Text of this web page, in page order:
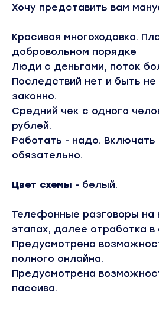
Хочу представить вам
Красивая многоходовка.
добровольном порядке
Люди с деньгами, поток
Последствий нет и быть
законно.
Средний чек с одного
рублей.
Работать - надо. Включать
обязательно.
Цвет схемы - белый.
Телефонные разговоры на
этапах, далее отработка в
Предусмотрена
полного онлайна.
Предусмотрена
пассива.